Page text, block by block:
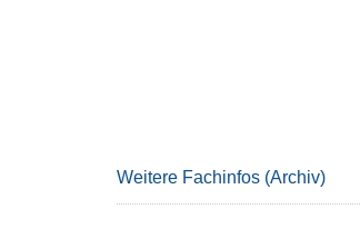
Weitere Fachinfos (Archiv)